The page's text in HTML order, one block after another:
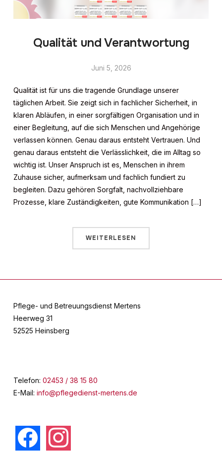
Qualität und Verantwortung
Juni 5, 2026
Qualität ist für uns die tragende Grundlage unserer
täglichen Arbeit. Sie zeigt sich in fachlicher Sicherheit, in
klaren Abläufen, in einer sorgfältigen Organisation und in
einer Begleitung, auf die sich Menschen und Angehörige
verlassen können. Genau daraus entsteht Vertrauen. Und
genau daraus entsteht die Verlässlichkeit, die im Alltag so
wichtig ist. Unser Anspruch ist es, Menschen in ihrem
Zuhause sicher, aufmerksam und fachlich fundiert zu
begleiten. Dazu gehören Sorgfalt, nachvollziehbare
Prozesse, klare Zuständigkeiten, gute Kommunikation […]
WEITERLESEN
Pflege- und Betreuungsdienst Mertens
Heerweg 31
52525 Heinsberg
Telefon: 02453 / 38 15 80
E-Mail: info@pflegedienst-mertens.de
facebook instagram